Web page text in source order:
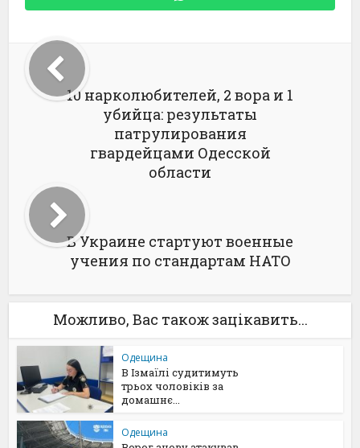
10 нарколюбителей, 2 вора и 1
убийца: результаты
патрулирования
гвардейцами Одесской
области
В Украине стартуют военные
учения по стандартам НАТО
Можливо, Вас також зацікавить...
Одещина
В Ізмаїлі судитимуть
трьох чоловіків за
домашнє...
Одещина